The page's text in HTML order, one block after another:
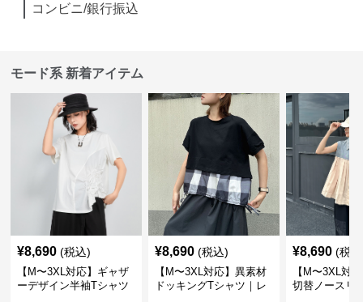
コンビニ/銀行振込
モード系 新着アイテム
¥8,690 (税込)
【M〜3XL対応】ギャザ
ーデザイン半袖Tシャツ
¥8,690 (税込)
【M〜3XL対応】異素材
ドッキングTシャツ｜レ
¥8,690 (税
【M〜3XL対
切替ノースリ